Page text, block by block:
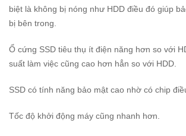
biệt là không bị nóng như HDD điều đó giúp
bị bên trong.
Ổ cứng SSD tiêu thụ ít điện năng hơn so với
suất làm việc cũng cao hơn hẳn so với HDD.
SSD có tính năng bảo mật cao nhờ có chip
Tốc độ khởi động máy cũng nhanh hơn.